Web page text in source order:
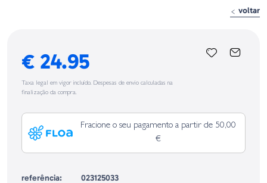
voltar
€ 24.95
Taxa legal em vigor incluído. Despesas de envio calculadas na
finalização da compra.
Fracione o seu pagamento a partir de 50,00
€
referência:
023125033